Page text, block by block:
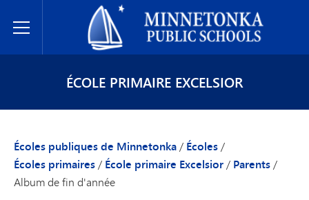
Toggle Menu
Écoles publiques de Minnetonka
ÉCOLE PRIMAIRE EXCELSIOR
Écoles publiques de Minnetonka/ Écoles/
Écoles primaires/ École primaire Excelsior/ Parents/
Album de fin d'année